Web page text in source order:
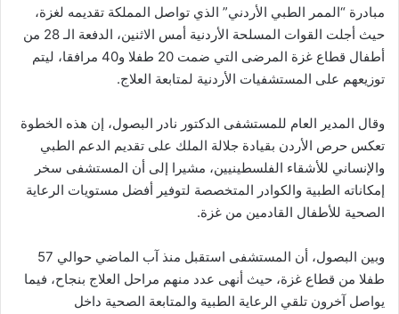
مبادرة “الممر الطبي الأردني” الذي تواصل المملكة تقديمه لغزة،
حيث أجلت القوات المسلحة الأردنية أمس الاثنين، الدفعة الـ 28 من
أطفال قطاع غزة المرضى التي ضمت 20 طفلا و40 مرافقا، ليتم
توزيعهم على المستشفيات الأردنية لمتابعة العلاج.
وقال المدير العام للمستشفى الدكتور نادر البصول، إن هذه الخطوة
تعكس حرص الأردن بقيادة جلالة الملك على تقديم الدعم الطبي
والإنساني للأشقاء الفلسطينيين، مشيرا إلى أن المستشفى سخر
إمكاناته الطبية والكوادر المتخصصة لتوفير أفضل مستويات الرعاية
الصحية للأطفال القادمين من غزة.
وبين البصول، أن المستشفى استقبل منذ آب الماضي حوالي 57
طفلا من قطاع غزة، حيث أنهى عدد منهم مراحل العلاج بنجاح، فيما
يواصل آخرون تلقي الرعاية الطبية والمتابعة الصحية داخل